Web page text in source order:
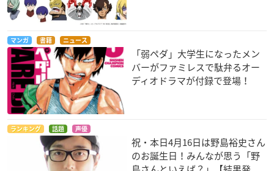
マンガ 書籍 ニュース
「弱ペダ」大学生になったメン
バーがファミレスで駄弁るオー
ディオドラマが付録で登場！
ランキング 話題 声優
祝・本日4月16日は野島裕史さん
のお誕生日！みんなが思う「野